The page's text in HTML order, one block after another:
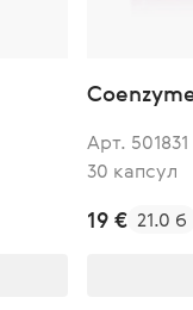
Арт. 501831
30 капсул
19 € 21.0 б